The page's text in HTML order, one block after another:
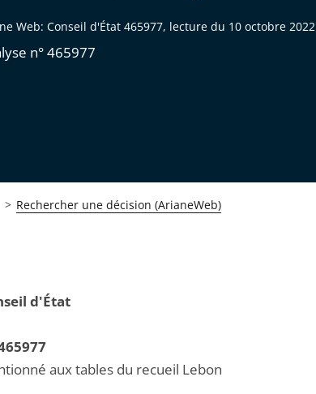
Web: Conseil d'État 465977, lecture du 10 octobre 2022
n° 465977
Rechercher une décision (ArianeWeb)
d'État
aux tables du recueil Lebon